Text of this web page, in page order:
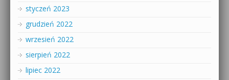
styczeń 2023
grudzień 2022
wrzesień 2022
sierpień 2022
lipiec 2022